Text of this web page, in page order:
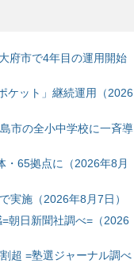
府市で4年目の運用開始
ケット」継続運用（2026
市の全小中学校に一斉導
・65拠点に（2026年8月
実施（2026年8月7日）
朝日新聞社調べ=（2026
超 =塾選ジャーナル調べ